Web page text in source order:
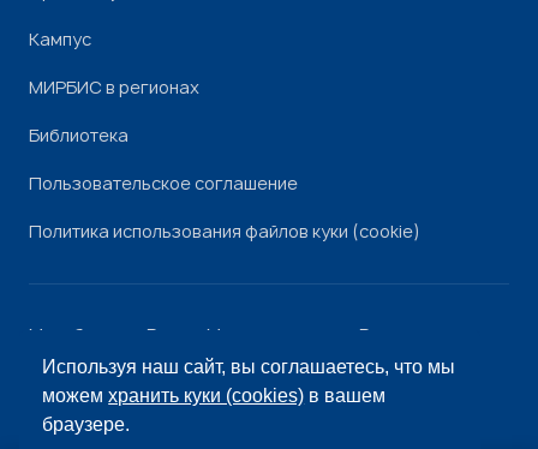
Используя наш сайт, вы соглашаетесь, что мы
можемхранить куки (cookies) в вашем
браузере.
Кампус
МИРБИС в регионах
Библиотека
Пользовательское соглашение
Политика использования файлов куки (cookie)
Минобрнауки России Минпросвещения России
РоскомнадзорРособрнадзор
© «МИРБИС», 2026